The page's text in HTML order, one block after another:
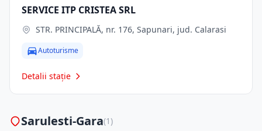
SERVICE ITP CRISTEA SRL
STR. PRINCIPALĂ, nr. 176, Sapunari, jud. Calarasi
Autoturisme
Detalii stație
Sarulesti-Gara(1)